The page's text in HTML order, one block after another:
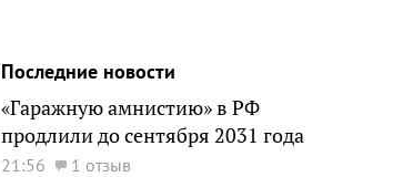
Последние новости
«Гаражную амнистию» в РФ
продлили до сентября 2031 года
21:56 1 отзыв